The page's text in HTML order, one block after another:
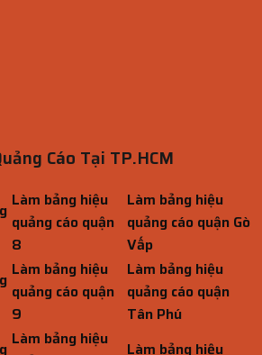
Cáo Tại TP.HCM
Làm bảng hiệu
quảng cáo quận
8
Làm bảng hiệu
quảng cáo quận Gò
Vấp
Làm bảng hiệu
quảng cáo quận
9
Làm bảng hiệu
quảng cáo quận
Tân Phú
Làm bảng hiệu
Làm bảng hiệu